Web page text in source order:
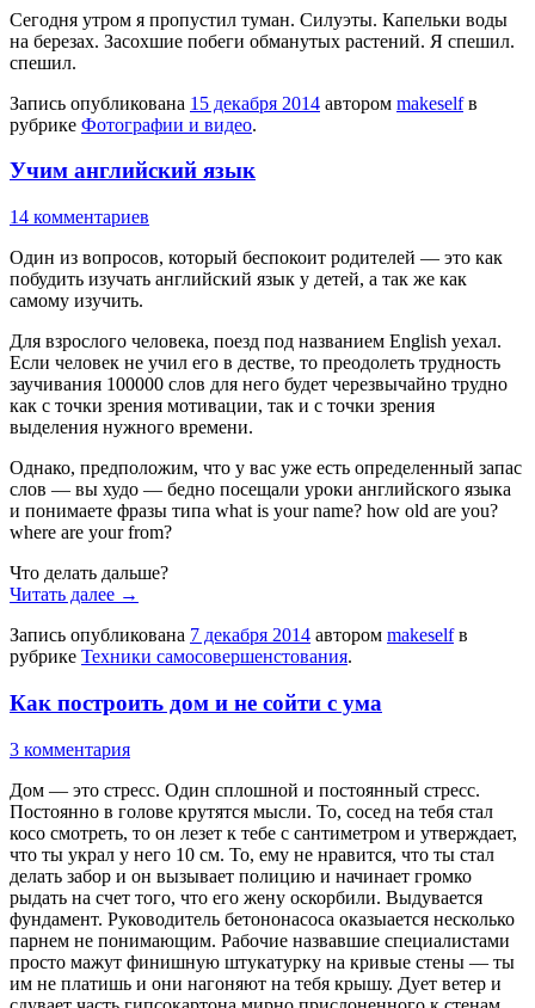
Сегодня утром я пропустил туман. Силуэты. Капельки воды
на березах. Засохшие побеги обманутых растений. Я спешил.
спешил.
Запись опубликована 15 декабря 2014 автором makeselfв
рубрике Фотографии и видео.
Учим английский язык
14 комментариев
Один из вопросов, который беспокоит родителей — это как
побудить изучать английский язык у детей, а так же как
самому изучить.
Для взрослого человека, поезд под названием English уехал.
Если человек не учил его в дестве, то преодолеть трудность
заучивания 100000 слов для него будет черезвычайно трудно
как с точки зрения мотивации, так и с точки зрения
выделения нужного времени.
Однако, предположим, что у вас уже есть определенный запас
слов — вы худо — бедно посещали уроки английского языка
и понимаете фразы типа what is your name? how old are you?
where are your from?
Что делать дальше?
Читать далее →
Запись опубликована 7 декабря 2014 автором makeselfв
рубрике Техники самосовершенстования.
Как построить дом и не сойти с ума
3 комментария
Дом — это стресс. Один сплошной и постоянный стресс.
Постоянно в голове крутятся мысли. То, сосед на тебя стал
косо смотреть, то он лезет к тебе с сантиметром и утверждает,
что ты украл у него 10 см. То, ему не нравится, что ты стал
делать забор и он вызывает полицию и начинает громко
рыдать на счет того, что его жену оскорбили. Выдувается
фундамент. Руководитель бетононасоса оказыается несколько
парнем не понимающим. Рабочие назвавшие специалистами
просто мажут финишную штукатурку на кривые стены — ты
им не платишь и они нагоняют на тебя крышу. Дует ветер и